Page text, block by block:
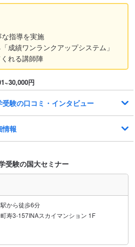
指導を実施
成績ワンランクアップシステム」
れる講師陣
円
験の口コミ・インタビュー
情報
受験の国大セミナー
から徒歩6分
寿3-157INAスカイマンション 1F